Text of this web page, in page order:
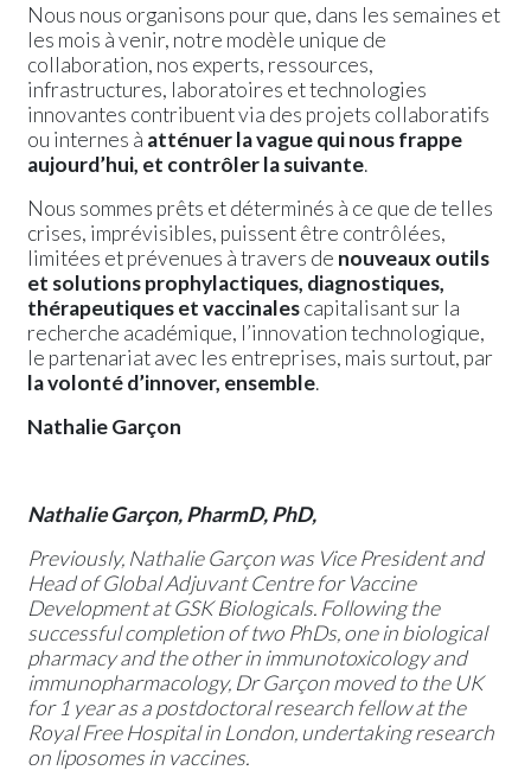
Nous nous organisons pour que, dans les semaines et
les mois à venir, notre modèle unique de
collaboration, nos experts, ressources,
infrastructures, laboratoires et technologies
innovantes contribuent via des projets collaboratifs
ou internes à atténuer la vague qui nous frappe
aujourd’hui, et contrôler la suivante.
Nous sommes prêts et déterminés à ce que de telles
crises, imprévisibles, puissent être contrôlées,
limitées et prévenues à travers de nouveaux outils
et solutions prophylactiques, diagnostiques,
thérapeutiques et vaccinalescapitalisant sur la
recherche académique, l’innovation technologique,
le partenariat avec les entreprises, mais surtout, par
la volonté d’innover, ensemble.
Nathalie Garçon
Nathalie Garçon, PharmD, PhD,
Previously, Nathalie Garçon was Vice President and
Head of Global Adjuvant Centre for Vaccine
Development at GSK Biologicals. Following the
successful completion of two PhDs, one in biological
pharmacy and the other in immunotoxicology and
immunopharmacology, Dr Garçon moved to the UK
for 1 year as a postdoctoral research fellow at the
Royal Free Hospital in London, undertaking research
on liposomes in vaccines.